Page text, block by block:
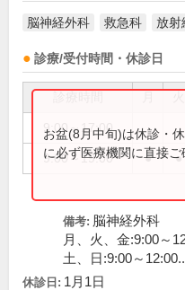
脳神経外科 救急科 放射
診療/受付時間・休診日
9:00～17:00
9:00～19:00 ● ●
お盆(8月中旬)は休診・
に必ず医療機関に直接ご
備考: 脳神経外科
月、火、金:9:00～
土、日:9:00～
休診日: 1月1日